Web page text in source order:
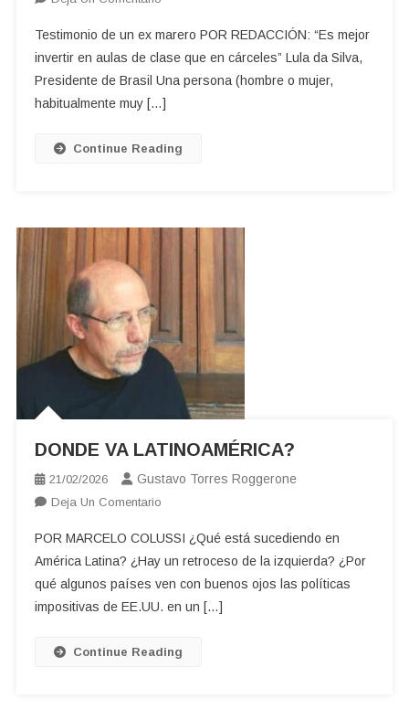
Y
Mareros
(pandillas
Y
En
Testimonio de un ex marero POR REDACCIÓN: “Es mejor
invertir en aulas de clase que en cárceles” Lula da Silva,
Presidente de Brasil Una persona (hombre o mujer,
habitualmente muy […]
Continue Reading
DONDE VA LATINOAMÉRICA?
21/02/2026 Gustavo Torres Roggerone
Deja Un ComentarioEn
VA
LATINOAMÉRICA?
POR MARCELO COLUSSI ¿Qué está sucediendo en
América Latina? ¿Hay un retroceso de la izquierda? ¿Por
qué algunos países ven con buenos ojos las políticas
impositivas de EE.UU. en un […]
Continue Reading